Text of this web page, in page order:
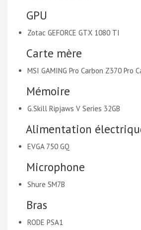
GPU
Zotac GEFORCE GTX 1080 TI
Carte mère
MSI GAMING Pro Carbon Z370 Pro
Mémoire
G.Skill Ripjaws V Series 32GB
Alimentation
EVGA 750 GQ
Microphone
Shure SM7B
Bras
RODE PSA1